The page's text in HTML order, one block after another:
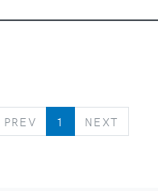
PREV PREVIOUS
1 NEXT